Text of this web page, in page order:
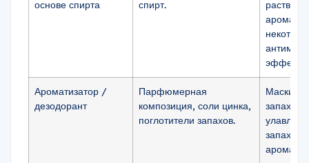
основе спирта
спирт.
эффект.
Ароматизатор /
дезодорант
Парфюмерная
композиция, соли цинка,
поглотители запахов.
запаха,
запаха,
аромата